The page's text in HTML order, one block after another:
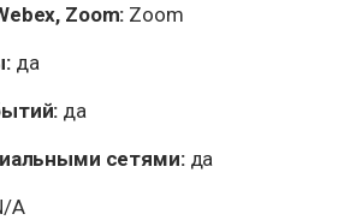
Zoom: Zoom
да
да
сетями:да
A